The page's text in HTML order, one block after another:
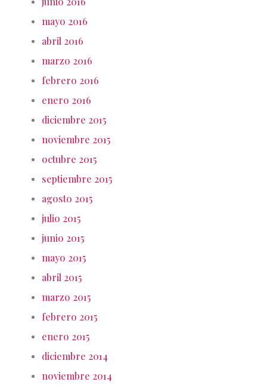
mayo 2016
abril 2016
marzo 2016
febrero 2016
enero 2016
diciembre 2015
noviembre 2015
octubre 2015
septiembre 2015
agosto 2015
julio 2015
junio 2015
mayo 2015
abril 2015
marzo 2015
febrero 2015
enero 2015
diciembre 2014
noviembre 2014